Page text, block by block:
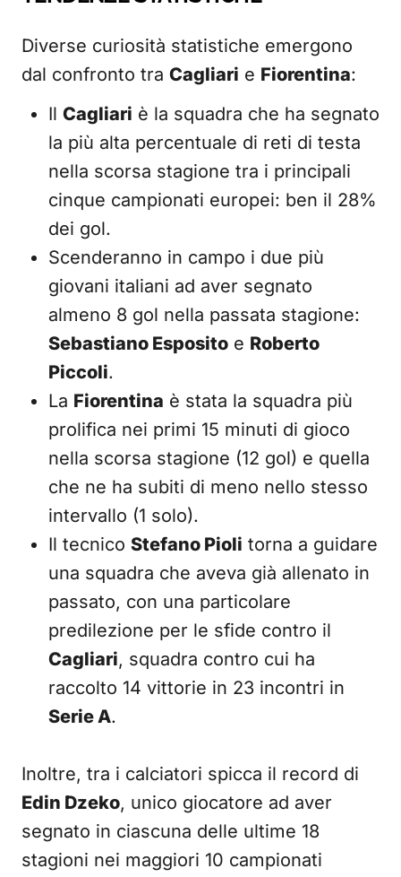
Diverse curiosità statistiche emergono
dal confronto tra Cagliari e Fiorentina:
Il Cagliari è la squadra che ha segnato
la più alta percentuale di reti di testa
nella scorsa stagione tra i principali
cinque campionati europei: ben il 28%
dei gol.
Scenderanno in campo i due più
giovani italiani ad aver segnato
almeno 8 gol nella passata stagione:
Sebastiano Esposito e Roberto
Piccoli.
La Fiorentina è stata la squadra più
prolifica nei primi 15 minuti di gioco
nella scorsa stagione (12 gol) e quella
che ne ha subiti di meno nello stesso
intervallo (1 solo).
Il tecnico Stefano Pioli torna a guidare
una squadra che aveva già allenato in
passato, con una particolare
predilezione per le sfide contro il
Cagliari, squadra contro cui ha
raccolto 14 vittorie in 23 incontri in
Serie A.
Inoltre, tra i calciatori spicca il record di
Edin Dzeko, unico giocatore ad aver
segnato in ciascuna delle ultime 18
stagioni nei maggiori 10 campionati